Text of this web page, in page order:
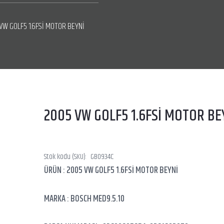
GOLF5 1.6FSİ MOTOR BEYNİ
2005 VW GOLF5 1.6FSİ MOTOR
Stok kodu (SKU): GB0934C
ÜRÜN : 2005 VW GOLF5 1.6FSİ MOTOR BEYNİ
MARKA : BOSCH MED9.5.10